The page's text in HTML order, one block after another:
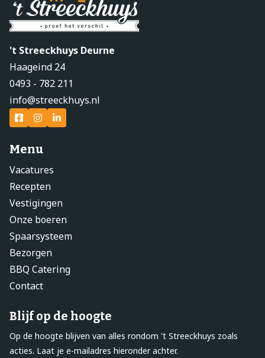
't Streeckhuys Deurne
Haageind 24
0493 - 782 211
info@streeckhuys.nl
Menu
Vacatures
Recepten
Vestigingen
Onze boeren
Spaarsysteem
Bezorgen
BBQ Catering
Contact
Blijf op de hoogte
Op de hoogte blijven van alles rondom 't Streeckhuys zoals
acties. Laat je e-mailadres hieronder achter.